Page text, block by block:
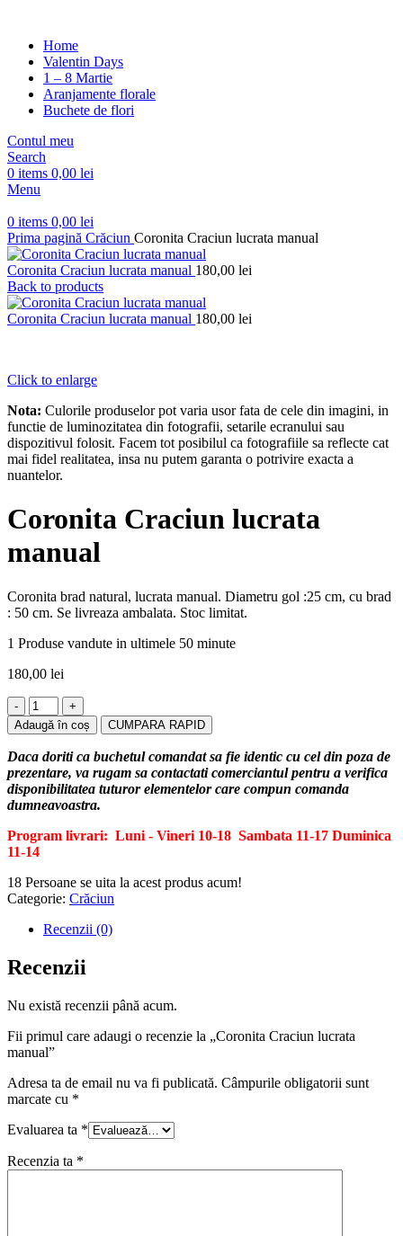
Home
Valentin Days
1 – 8 Martie
Aranjamente florale
Buchete de flori
Contul meu
Search
0 items 0,00 lei
Menu
0 items 0,00 lei
Prima pagină Crăciun Coronita Craciun lucrata manual
Coronita Craciun lucrata manual 180,00 lei
Back to products
Coronita Craciun lucrata manual 180,00 lei
Click to enlarge
Nota: Culorile produselor pot varia usor fata de cele din imagini, in
functie de luminozitatea din fotografii, setarile ecranului sau
dispozitivul folosit. Facem tot posibilul ca fotografiile sa reflecte cat
mai fidel realitatea, insa nu putem garanta o potrivire exacta a
nuantelor.
Coronita Craciun lucrata
manual
Coronita brad natural, lucrata manual. Diametru gol :25 cm, cu brad
: 50 cm. Se livreaza ambalata. Stoc limitat.
1 Produse vandute in ultimele 50 minute
180,00 lei
Cantitate
Coronita
Craciun
lucrata
manual
Adaugă în coș CUMPARA RAPID
Daca doriti ca buchetul comandat sa fie identic cu cel din poza de
prezentare, va rugam sa contactati comerciantul pentru a verifica
disponibilitatea tuturor elementelor care compun comanda
dumneavoastra.
Program livrari: Luni - Vineri 10-18 Sambata 11-17 Duminica
11-14
18 Persoane se uita la acest produs acum!
Categorie: Crăciun
Recenzii (0)
Recenzii
Nu există recenzii până acum.
Fii primul care adaugi o recenzie la „Coronita Craciun lucrata
manual”
Adresa ta de email nu va fi publicată. Câmpurile obligatorii sunt
marcate cu *
Evaluarea ta *
Recenzia ta *